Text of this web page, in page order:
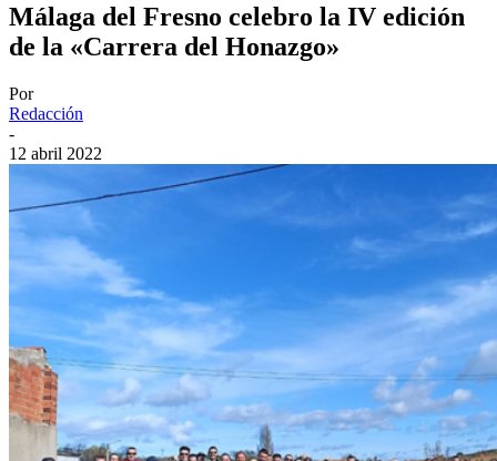
Málaga del Fresno celebro la IV edición
de la «Carrera del Honazgo»
Por
Redacción
-
12 abril 2022